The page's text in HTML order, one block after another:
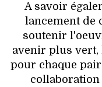
A savoir
lancement de
soutenir
avenir plus vert,
pour chaque
collaboration